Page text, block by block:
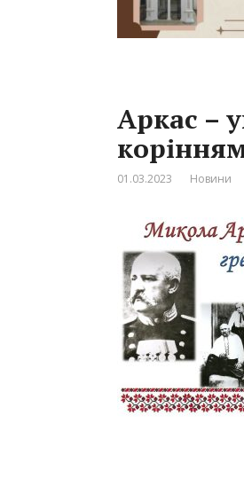
Аркас –
01.03.2023 Новини